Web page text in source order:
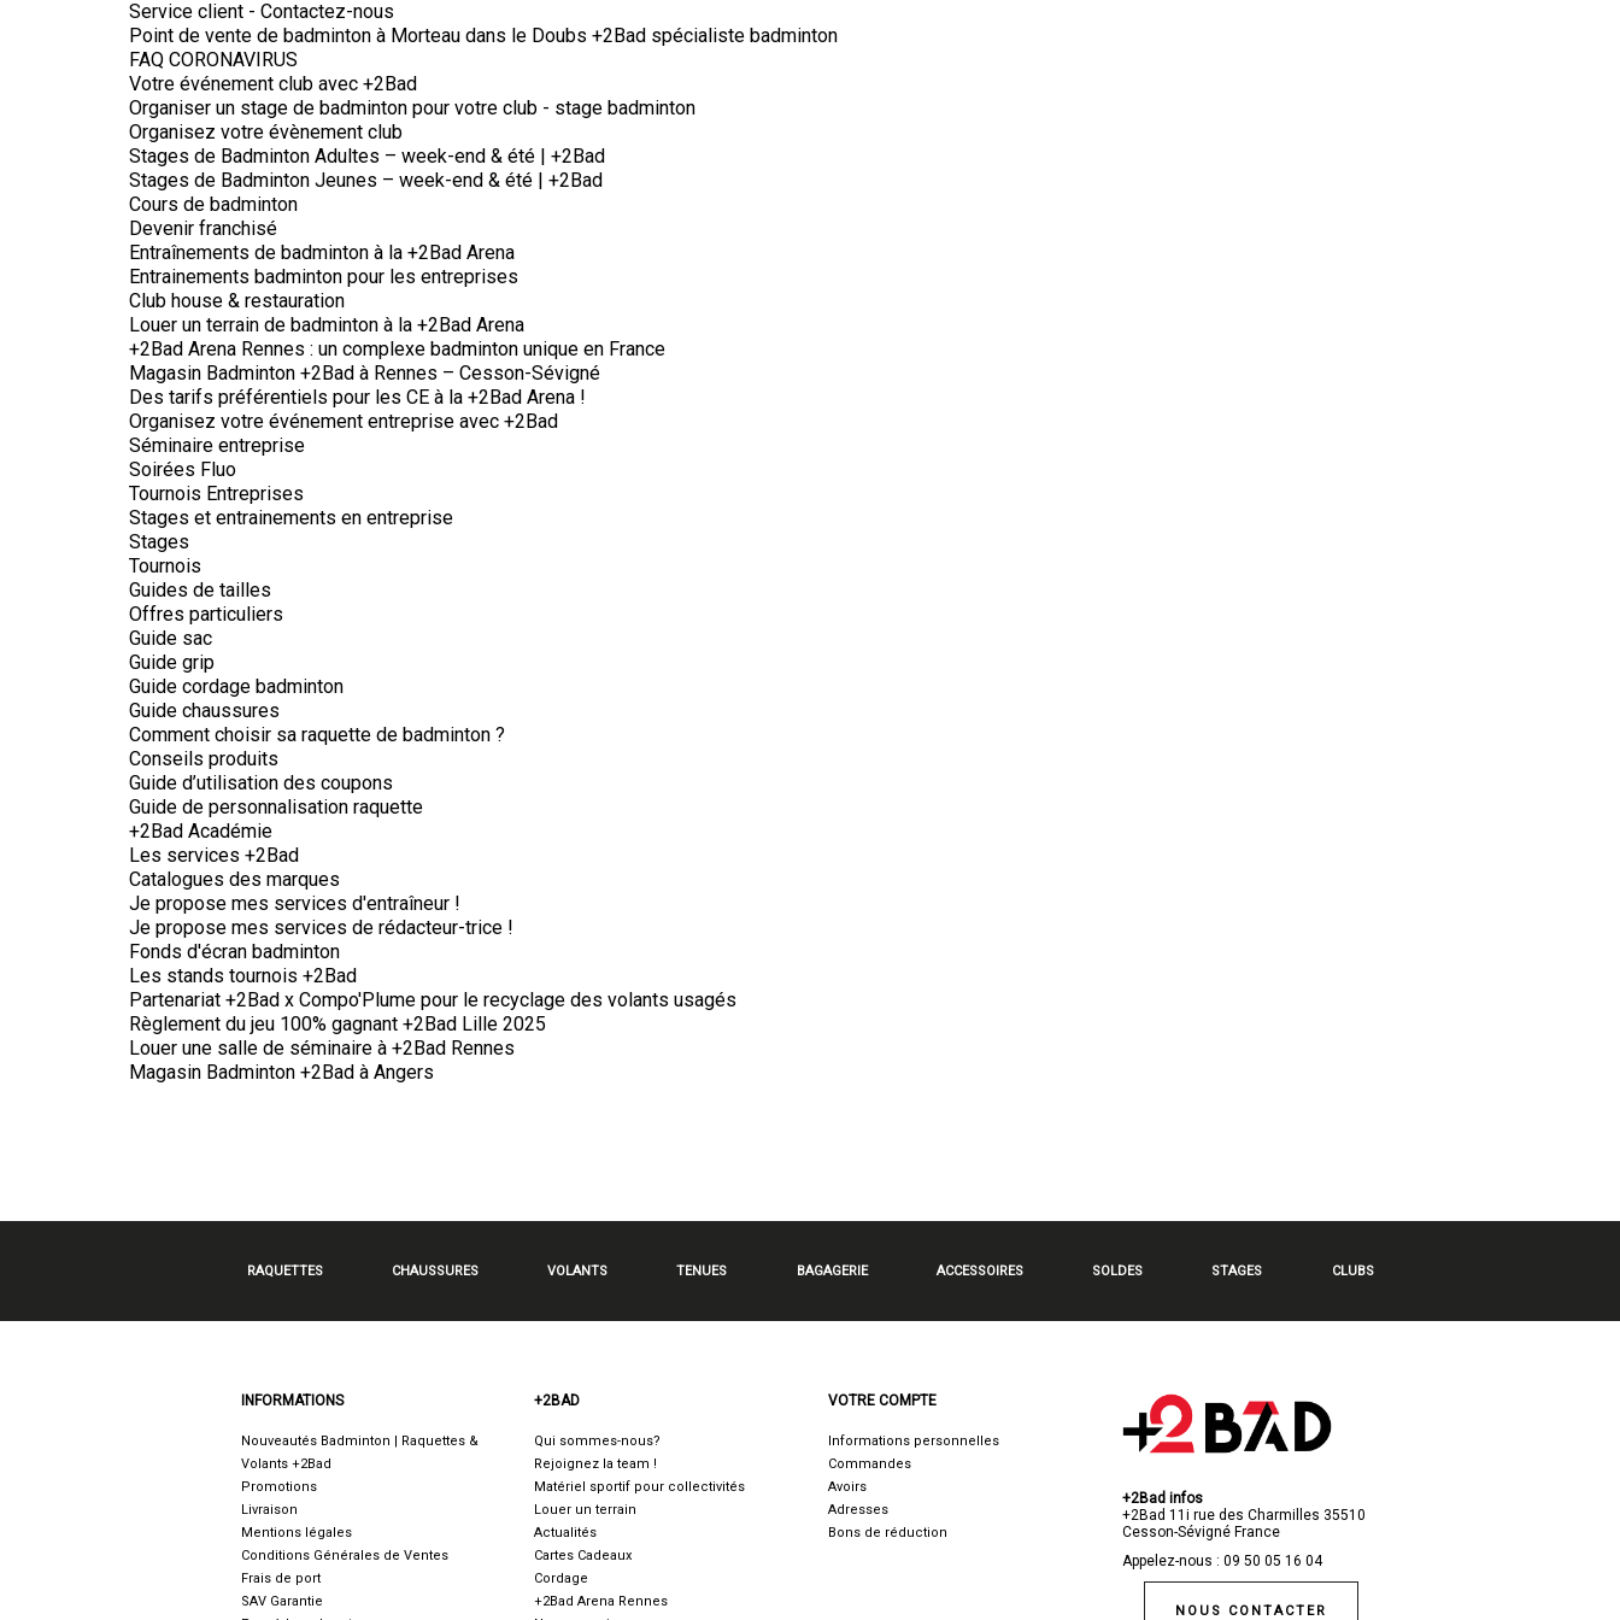
Service client - Contactez-nous
Point de vente de badminton à Morteau dans le Doubs +2Bad spécialiste badminton
FAQ CORONAVIRUS
Votre événement club avec +2Bad
Organiser un stage de badminton pour votre club - stage badminton
Organisez votre évènement club
Stages de Badminton Adultes – week-end & été | +2Bad
Stages de Badminton Jeunes – week-end & été | +2Bad
Cours de badminton
Devenir franchisé
Entraînements de badminton à la +2Bad Arena
Entrainements badminton pour les entreprises
Club house & restauration
Louer un terrain de badminton à la +2Bad Arena
+2Bad Arena Rennes : un complexe badminton unique en France
Magasin Badminton +2Bad à Rennes – Cesson-Sévigné
Des tarifs préférentiels pour les CE à la +2Bad Arena !
Organisez votre événement entreprise avec +2Bad
Séminaire entreprise
Soirées Fluo
Tournois Entreprises
Stages et entrainements en entreprise
Stages
Tournois
Guides de tailles
Offres particuliers
Guide sac
Guide grip
Guide cordage badminton
Guide chaussures
Comment choisir sa raquette de badminton ?
Conseils produits
Guide d’utilisation des coupons
Guide de personnalisation raquette
+2Bad Académie
Les services +2Bad
Catalogues des marques
Je propose mes services d'entraîneur !
Je propose mes services de rédacteur-trice !
Fonds d'écran badminton
Les stands tournois +2Bad
Partenariat +2Bad x Compo'Plume pour le recyclage des volants usagés
Règlement du jeu 100% gagnant +2Bad Lille 2025
Louer une salle de séminaire à +2Bad Rennes
Magasin Badminton +2Bad à Angers
RAQUETTES CHAUSSURES VOLANTS TENUES BAGAGERIE ACCESSOIRES SOLDES STAGES CLUBS
INFORMATIONS
Nouveautés Badminton | Raquettes &
Volants +2Bad
Promotions
Livraison
Mentions légales
Conditions Générales de Ventes
Frais de port
SAV Garantie
+2BAD
Qui sommes-nous?
Rejoignez la team !
Matériel sportif pour collectivités
Louer un terrain
Actualités
Cartes Cadeaux
Cordage
+2Bad Arena Rennes
VOTRE COMPTE
Informations personnelles
Commandes
Avoirs
Adresses
Bons de réduction
+2Bad infos
+2Bad 11i rue des Charmilles 35510
Cesson-Sévigné France
Appelez-nous : 09 50 05 16 04
NOUS CONTACTER